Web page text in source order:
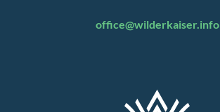
office@wilderkaiser.info